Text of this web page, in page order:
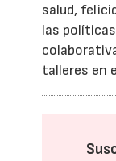
salud,
las
talleres en